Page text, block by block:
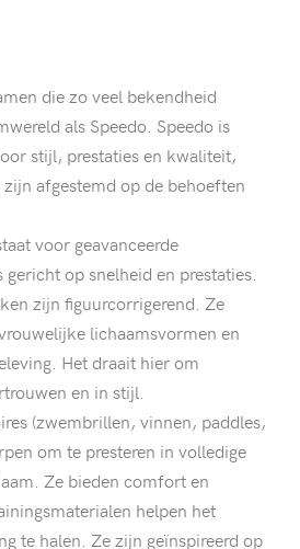
die zo veel bekendheid
als Speedo. Speedo is
stijl, prestaties en kwaliteit,
afgestemd op de behoeften
voor geavanceerde
op snelheid en prestaties.
zijn figuurcorrigerend. Ze
lichaamsvormen en
Het draait hier om
en in stijl.
(zwembrillen, vinnen, paddles,
om te presteren in volledige
Ze bieden comfort en
helpen het
te halen. Ze zijn geïnspireerd op